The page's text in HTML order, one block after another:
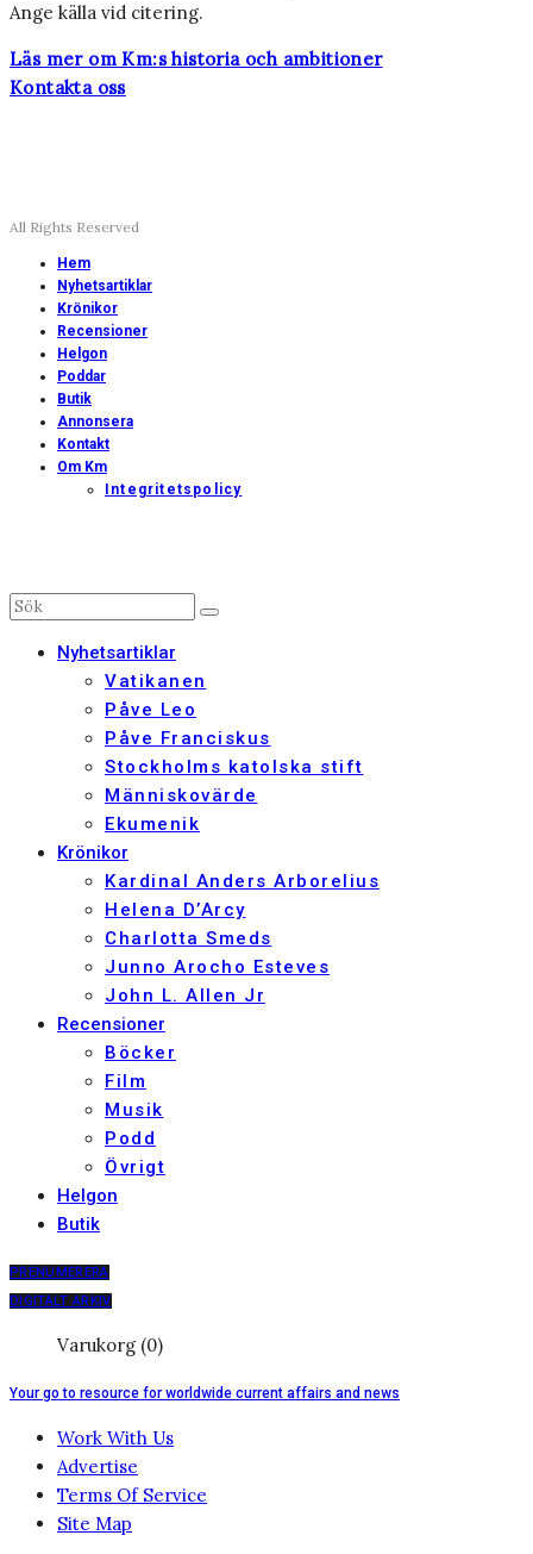
Ange källa vid citering.
Läs mer om Km:s historia och ambitioner
Kontakta oss
All Rights Reserved
Hem
Nyhetsartiklar
Krönikor
Recensioner
Helgon
Poddar
Butik
Annonsera
Kontakt
Om Km
Integritetspolicy
Nyhetsartiklar
Vatikanen
Påve Leo
Påve Franciskus
Stockholms katolska stift
Människovärde
Ekumenik
Krönikor
Kardinal Anders Arborelius
Helena D’Arcy
Charlotta Smeds
Junno Arocho Esteves
John L. Allen Jr
Recensioner
Böcker
Film
Musik
Podd
Övrigt
Helgon
Butik
PRENUMERERA
DIGITALT ARKIV
Varukorg (0)
Your go to resource for worldwide current affairs and news
Work With Us
Advertise
Terms Of Service
Site Map